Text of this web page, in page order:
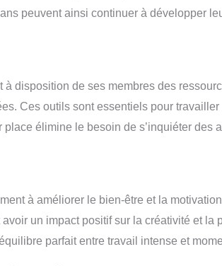
peuvent ainsi continuer à développer
disposition de ses membres des
Ces outils sont essentiels pour
élimine le besoin de s’inquiéter des
à améliorer le bien-être et la
un impact positif sur la créativité et la
parfait entre travail intense et